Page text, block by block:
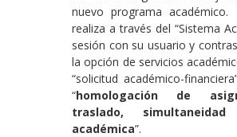
nuevo programa
realiza a través del “Sistema
sesión con su usuario y
la opción de servicios
“solicitud académico-
“homologación de
traslado,
académica”.